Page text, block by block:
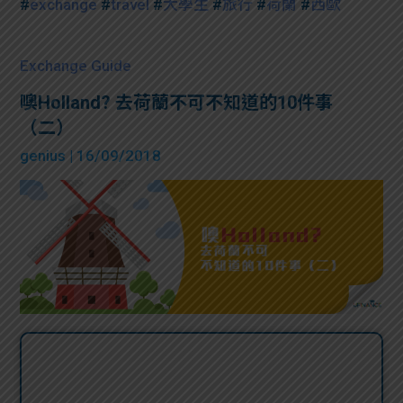
#exchange #travel #大學生 #旅行 #荷蘭 #西歐
Exchange Guide
噢Holland? 去荷蘭不可不知道的10件事
（二）
genius | 16/09/2018